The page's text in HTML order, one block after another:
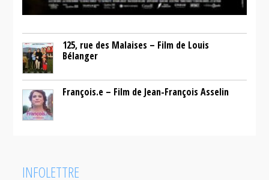
125, rue des Malaises – Film de Louis
Bélanger
François.e – Film de Jean-François Asselin
INFOLETTRE